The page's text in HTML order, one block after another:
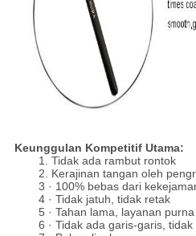
Keunggulan Kompetitif Utama:
1. Tidak ada rambut rontok
2. Kerajinan tangan oleh
3 · 100% bebas dari
4 · Tidak jatuh, tidak retak
5 · Tahan lama, layanan
6 · Tidak ada garis-garis,